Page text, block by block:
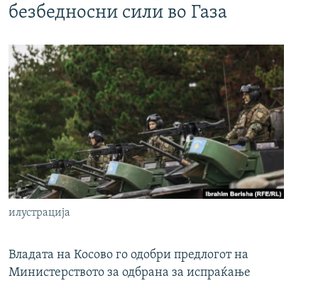
безбедносни сили во Газа
илустрација
Владата на Косово го одобри предлогот на
Министерството за одбрана за испраќање